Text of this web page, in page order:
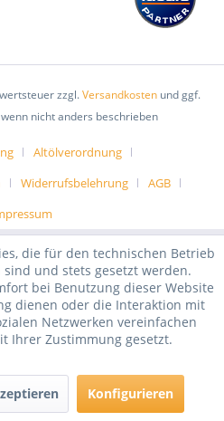
zzgl.Versandkosten und ggf.
nicht anders beschrieben
Altölverordnung
Widerrufsbelehrung
AGB
die für den technischen Betrieb
und stets gesetzt werden.
bei Benutzung dieser Website
dienen oder die Interaktion mit
Netzwerken vereinfachen
Ihrer Zustimmung gesetzt.
Konfigurieren